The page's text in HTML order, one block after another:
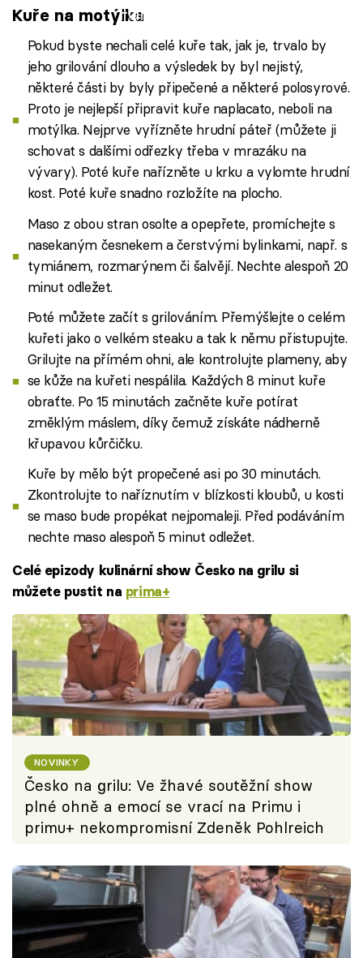
Failed to fetch
Kuře na motýlka
Pokud byste nechali celé kuře tak, jak je, trvalo by
jeho grilování dlouho a výsledek by byl nejistý,
některé části by byly připečené a některé polosyrové.
Proto je nejlepší připravit kuře naplacato, neboli na
motýlka. Nejprve vyřízněte hrudní páteř (můžete ji
schovat s dalšími odřezky třeba v mrazáku na
vývary). Poté kuře nařízněte u krku a vylomte hrudní
kost. Poté kuře snadno rozložíte na plocho.
Maso z obou stran osolte a opepřete, promíchejte s
nasekaným česnekem a čerstvými bylinkami, např. s
tymiánem, rozmarýnem či šalvějí. Nechte alespoň 20
minut odležet.
Poté můžete začít s grilováním. Přemýšlejte o celém
kuřeti jako o velkém steaku a tak k němu přistupujte.
Grilujte na přímém ohni, ale kontrolujte plameny, aby
se kůže na kuřeti nespálila. Každých 8 minut kuře
obraťte. Po 15 minutách začněte kuře potírat
změklým máslem, díky čemuž získáte nádherně
křupavou kůrčičku.
Kuře by mělo být propečené asi po 30 minutách.
Zkontrolujte to naříznutím v blízkosti kloubů, u kosti
se maso bude propékat nejpomaleji. Před podáváním
nechte maso alespoň 5 minut odležet.
Celé epizody kulinární show Česko na grilu si
můžete pustit na prima+
NOVINKY
Česko na grilu: Ve žhavé soutěžní show
plné ohně a emocí se vrací na Primu i
primu+ nekompromisní Zdeněk Pohlreich